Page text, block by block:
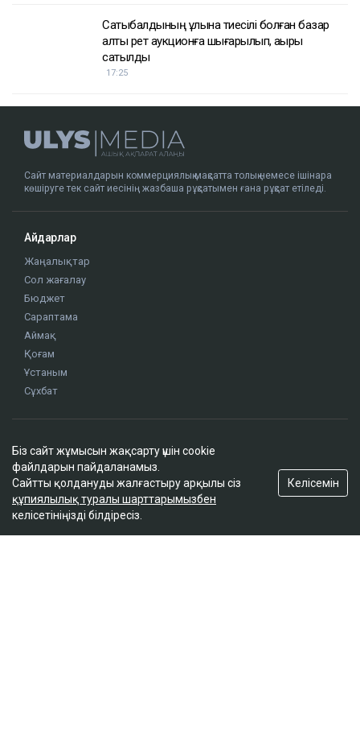
Сатыбалдының ұлына тиесілі болған базар
алты рет аукционға шығарылып, ақыры
сатылды
17:25
Сайт материалдарын коммерциялық мақсатта толық немесе ішінара
көшіруге тек сайт иесінің жазбаша рұқсатымен ғана рұқсат етіледі.
Айдарлар
Жаңалықтар
Сол жағалау
Бюджет
Сараптама
Аймақ
Қоғам
Ұстаным
Сұхбат
Жоба туралы
Сайт ережелері
Сайттағы жарнама
Байланыс
Редакциялық саясат
Біз сайт жұмысын жақсарту үшін cookie
файлдарын пайдаланамыз.
Сайтты қолдануды жалғастыру арқылы сіз
құпиялылық туралы шарттарымызбен
келісетініңізді білдіресіз.
Келісемін